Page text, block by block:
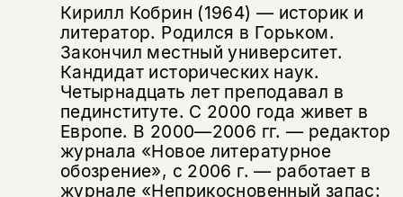
Кирилл Кобрин (1964) — историк и
литератор. Родился в Горьком.
Закончил местный университет.
Кандидат исторических наук.
Четырнадцать лет преподавал в
пединституте. С 2000 года живет в
Европе. В 2000—2006 гг. — редактор
журнала «Новое литературное
обозрение», с 2006 г. — работает в
журнале «Неприкосновенный запас:
Подписка на рассылку
Этой книги временно
нет в продаже.